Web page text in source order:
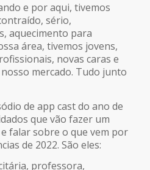
e por aqui, tivemos
sério,
aquecimento para
área, tivemos jovens,
novas caras e
mercado. Tudo junto
de app cast do ano de
que vão fazer um
falar sobre o que vem por
de 2022. São eles:
professora,